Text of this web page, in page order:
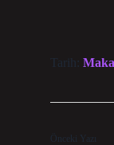
Tarih:
Önceki Yazı